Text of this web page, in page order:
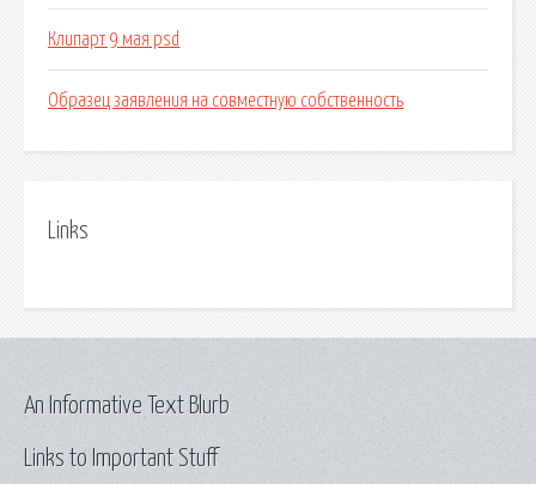
Клипарт 9 мая psd
Образец заявления на совместную собственность
Links
Links to Important Stuff
An Informative Text Blurb